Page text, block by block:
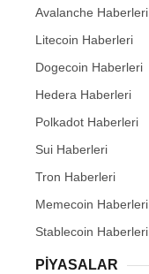
Avalanche Haberleri
Litecoin Haberleri
Dogecoin Haberleri
Hedera Haberleri
Polkadot Haberleri
Sui Haberleri
Tron Haberleri
Memecoin Haberleri
Stablecoin Haberleri
PIYASALAR